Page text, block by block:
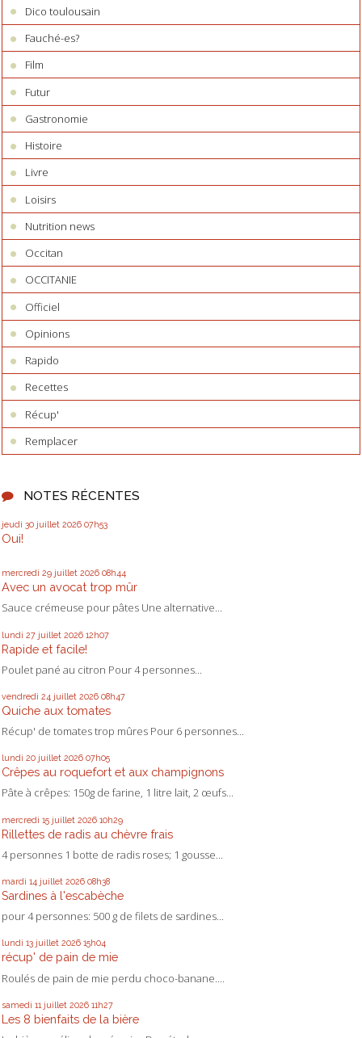
Dico toulousain
Fauché-es?
Film
Futur
Gastronomie
Histoire
Livre
Loisirs
Nutrition news
Occitan
OCCITANIE
Officiel
Opinions
Rapido
Recettes
Récup'
Remplacer
NOTES RÉCENTES
jeudi 30 juillet 2026 07h53
Oui!
mercredi 29 juillet 2026 08h44
Avec un avocat trop mûr
Sauce crémeuse pour pâtes Une alternative...
lundi 27 juillet 2026 12h07
Rapide et facile!
Poulet pané au citron Pour 4 personnes...
vendredi 24 juillet 2026 08h47
Quiche aux tomates
Récup' de tomates trop mûres Pour 6 personnes...
lundi 20 juillet 2026 07h05
Crêpes au roquefort et aux champignons
Pâte à crêpes: 150g de farine, 1 litre lait, 2 œufs...
mercredi 15 juillet 2026 10h29
Rillettes de radis au chèvre frais
4 personnes 1 botte de radis roses; 1 gousse...
mardi 14 juillet 2026 08h38
Sardines à l'escabèche
pour 4 personnes: 500 g de filets de sardines...
lundi 13 juillet 2026 15h04
récup' de pain de mie
Roulés de pain de mie perdu choco-banane....
samedi 11 juillet 2026 11h27
Les 8 bienfaits de la bière